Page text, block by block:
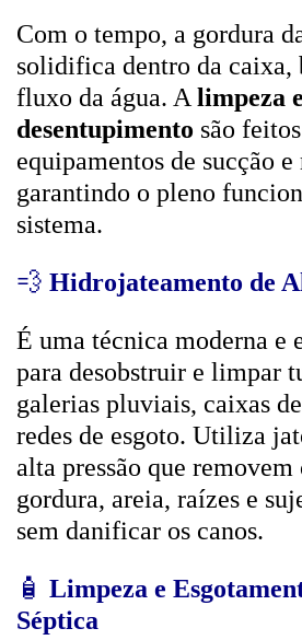
Com o tempo, a gordura
solidifica dentro da caixa,
fluxo da água. A limpeza e
desentupimento são
equipamentos de sucção e
garantindo o pleno
sistema.
💨 Hidrojateamento de
É uma técnica moderna e
para desobstruir e limpar
galerias pluviais, caixas
redes de esgoto. Utiliza
alta pressão que
gordura, areia, raízes e
sem danificar os canos.
🧴 Limpeza e
Séptica